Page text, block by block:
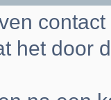
het door